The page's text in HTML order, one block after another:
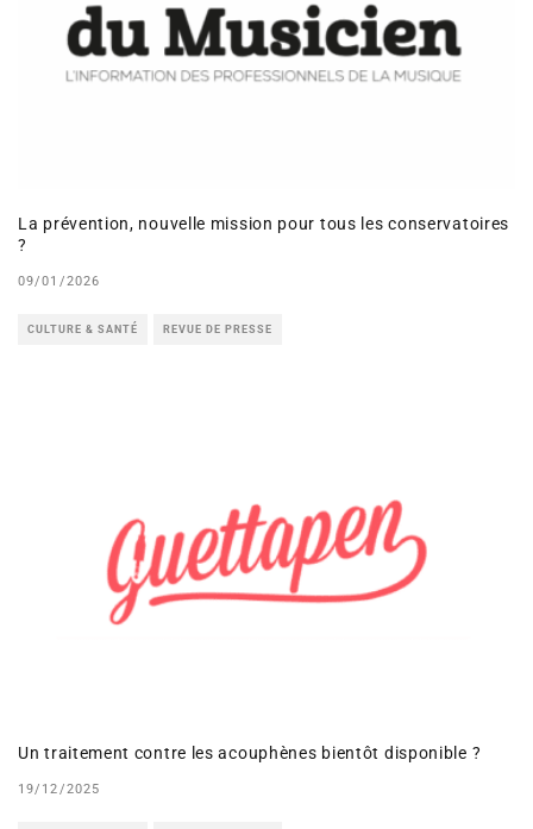
La prévention, nouvelle mission pour tous les conservatoires
?
09/01/2026
CULTURE & SANTÉ REVUE DE PRESSE
Un traitement contre les acouphènes bientôt disponible ?
19/12/2025